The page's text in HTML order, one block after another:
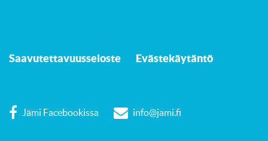
Saavutettavuusseloste Evästekäytäntö
Jämi Facebookissa info@jami.fi